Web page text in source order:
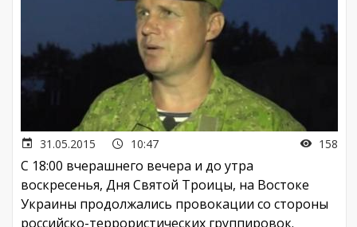
31.05.2015 10:47 158
С 18:00 вчерашнего вечера и до утра
воскресенья, Дня Святой Троицы, на Востоке
Украины продолжались провокации со стороны
российско-террористических группировок.